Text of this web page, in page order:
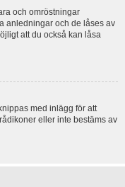
och omröstningar
anledningar och de låses av
att du också kan låsa
med inlägg för att
eller inte bestäms av